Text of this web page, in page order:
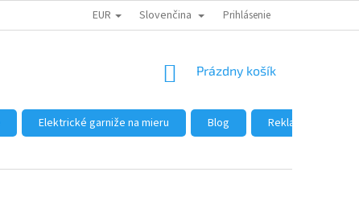
DÔVODY NÁKUPU U NÁS AKO NAKUPOVAŤ VEĽKOOBCHOD
EUR Slovenčina Prihlásenie
NÁKUPNÝ
Prázdny košík
Elektrické garniže na mieru Blog
Reklamácie a